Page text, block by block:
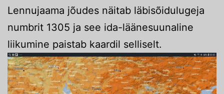
Lennujaama jõudes näitab läbisõidulugeja
numbrit 1305 ja see ida-läänesuunaline
liikumine paistab kaardil selliselt.